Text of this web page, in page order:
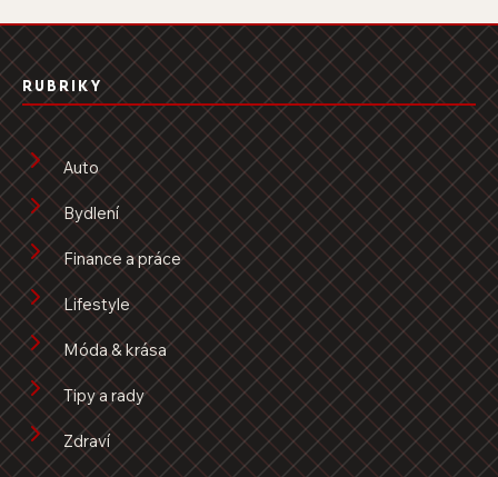
RUBRIKY
Auto
Bydlení
Finance a práce
Lifestyle
Móda & krása
Tipy a rady
Zdraví